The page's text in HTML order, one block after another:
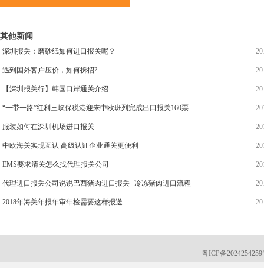
其他新闻
深圳报关：磨砂纸如何进口报关呢？
遇到国外客户压价，如何拆招?
【深圳报关行】韩国口岸通关介绍
“一带一路”红利三峡保税港迎来中欧班列完成出口报关160票
服装如何在深圳机场进口报关
中欧海关实现互认 高级认证企业通关更便利
EMS要求清关怎么找代理报关公司
代理进口报关公司说说巴西猪肉进口报关--冷冻猪肉进口流程
2018年海关年报年审年检需要这样报送
粤ICP备